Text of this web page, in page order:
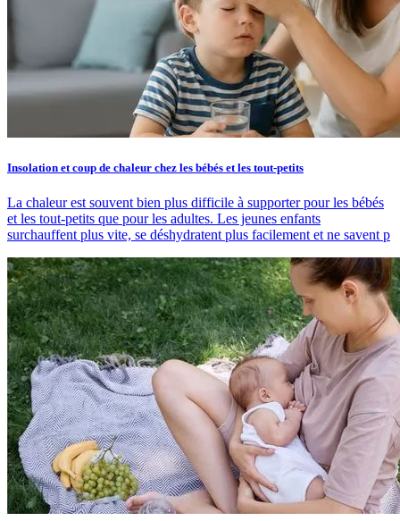
Insolation et coup de chaleur chez les bébés et les tout-petits
La chaleur est souvent bien plus difficile à supporter pour les bébés
et les tout-petits que pour les adultes. Les jeunes enfants
surchauffent plus vite, se déshydratent plus facilement et ne savent p